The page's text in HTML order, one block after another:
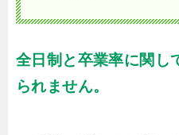
全日制と卒業率に関し
られません。